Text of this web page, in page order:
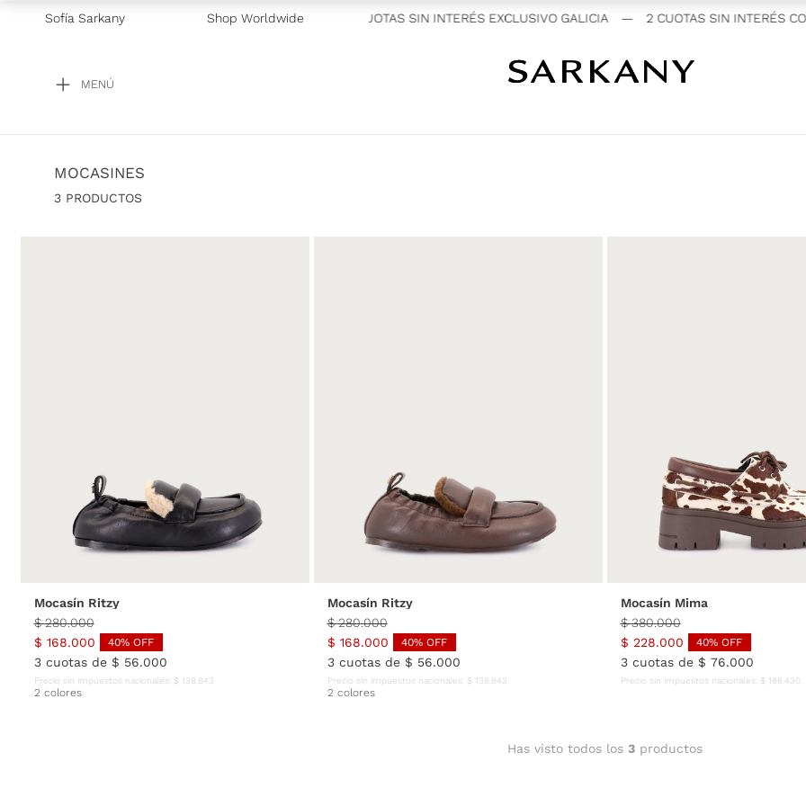
Sofía Sarkany Shop Worldwide
— GRAN BARATA! POR TIEMPO LIMITADO 3 CUOTAS SIN INTERÉS EXCLUSIVO GALICIA — 2 CUOTAS SIN INTERÉS
MENÚ
MOCASINES
3 PRODUCTOS
Mocasín Ritzy
$ 280.000
$ 168.000 40% OFF
3cuotas de $ 56.000
Precio sin impuestos nacionales: $ 138 843
2 colores
Mocasín Ritzy
$ 280.000
$ 168.000 40% OFF
3cuotas de $ 56.000
Precio sin impuestos nacionales: $ 138 843
2 colores
Mocasín Mima
$ 380.000
$ 228.000 40% OFF
3cuotas de $ 76.000
Precio sin impuestos nacionales: $ 188 430
Has visto todos los 3productos